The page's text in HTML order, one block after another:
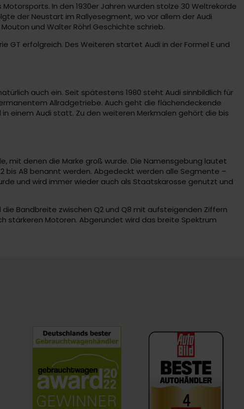
In den 1930er Jahren wurden stolze 30 Weltrekorde
der Neustart im Rallyesegment, wo vor allem der Audi
und Walter Röhrl Geschichte schrieb.
GT erfolgreich. Des Weiteren startet Audi in der Formel E und
auch ein. Seit spätestens 1980 steht Audi sinnbildlich für
Allradgetriebe. Auch geht die flächendeckende
einem Audi statt. Zu den weiteren Merkmalen gehört die bis
mit denen die Marke groß wurde. Die Namensgebung lautet
bis A8 benannt werden. Abgedeckt werden alle Segmente –
und wird immer wieder auch als Staatskarosse genutzt und
die Bandbreite zwischen Q2 und Q8 mit aufsteigenden Ziffern
stärkeren Motoren. Abgerundet wird das breite Spektrum